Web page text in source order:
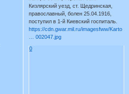
Кизлярский уезд, ст. Щедринская,
православный, болен 25.04.1916,
поступил в 1-й Киевский госпиталь.
https://cdn.gwar.mil.ru/imagesfww/Karto
… 002047.jpg
0